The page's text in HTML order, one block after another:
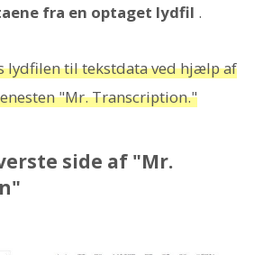
fra en optaget lydfil .
lydfilen til tekstdata ved hjælp af
"Mr. Transcription."
side af "Mr.